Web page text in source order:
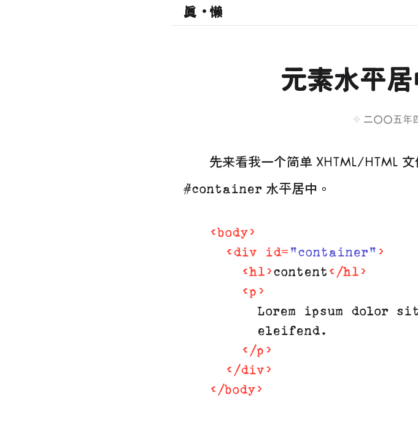
真・懒
元素水平
二〇〇五年
先来看我一个简单 XHTML/HTML
#container水平居中。
<body>
<div id="container" >
<h1>content </h1>
<p >
Lorem ipsum dolor
      eleifend.
</p >
</div>
</body>